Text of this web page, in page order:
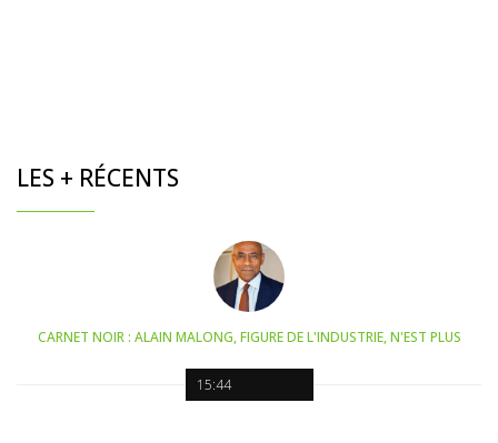
LES + RÉCENTS
15:44
CARNET NOIR : ALAIN MALONG, FIGURE DE L'INDUSTRIE, N'EST PLUS